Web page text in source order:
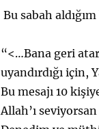
Bu sabah
“<…Bana geri
uyandırdığı için,
Bu mesajı 10
Allah’ı